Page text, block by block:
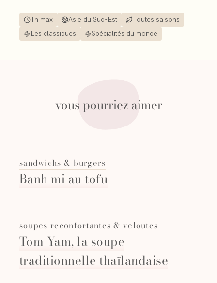
1h max Asie du Sud-Est
Toutes saisons
Les classiques
Spécialités du monde
vous pourriez aimer
sandwichs & burgers
Banh mi au tofu
soupes reconfortantes & veloutes
Tom Yam, la soupe
traditionnelle thaïlandaise